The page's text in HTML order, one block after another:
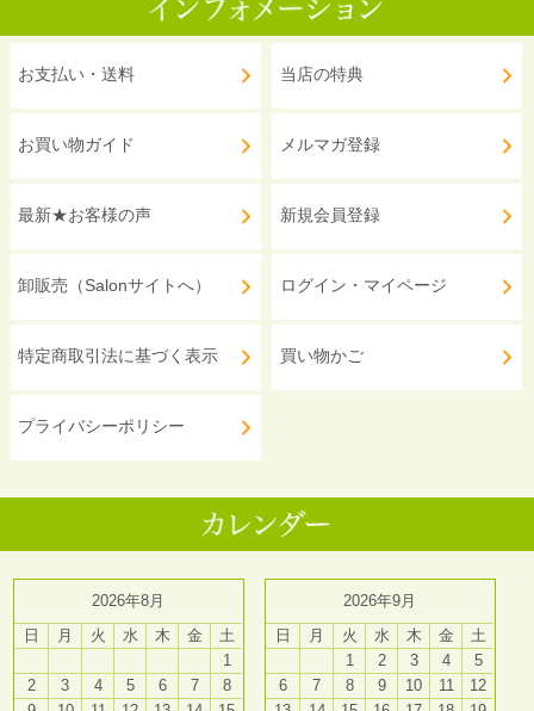
お支払い・送料
お買い物ガイド
最新★お客様の声
卸販売（Salonサイトへ）
特定商取引法に基づく表示
プライバシーポリシー
当店の特典
メルマガ登録
新規会員登録
ログイン・マイページ
買い物かご
2026年8月
日
月 火 水 木 金
土
1
2
3 4 5 6 7
8
2026年9月
日
月 火 水 木 金
土
1
2 3 4
5
6
7 8 9 10 11
12